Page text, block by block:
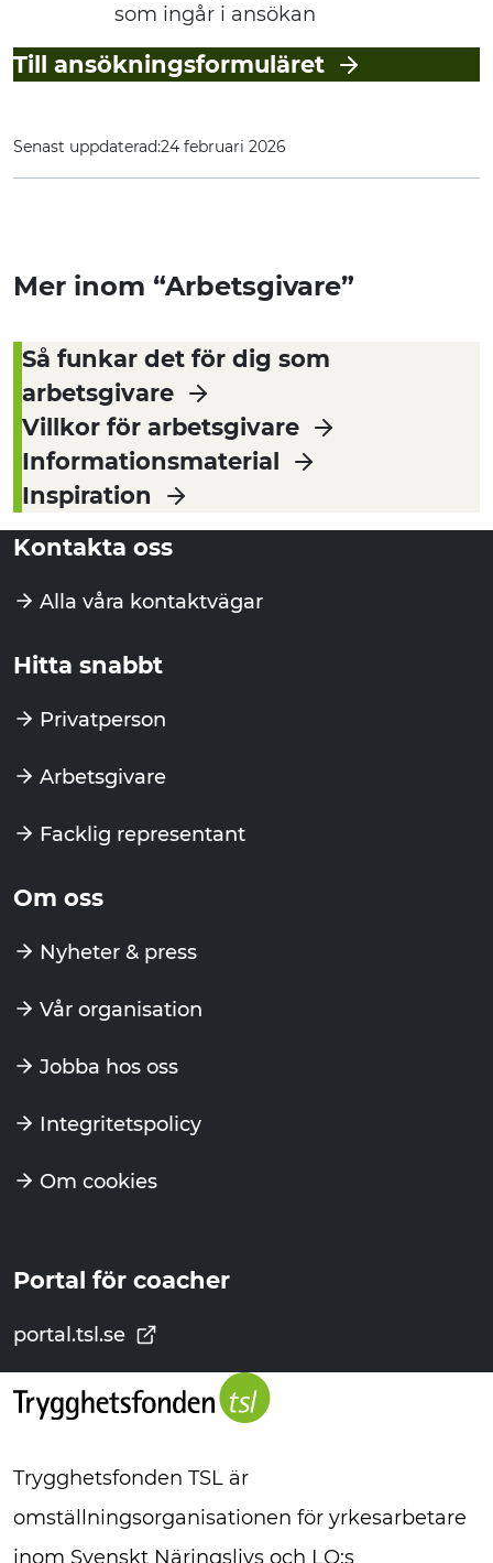
som ingår i ansökan
Till ansökningsformuläret
Senast uppdaterad:24 februari 2026
Mer inom “Arbetsgivare”
Så funkar det för dig som
arbetsgivare
Villkor för arbetsgivare
Informationsmaterial
Inspiration
Kontakta oss
Alla våra kontaktvägar
Hitta snabbt
Privatperson
Arbetsgivare
Facklig representant
Om oss
Nyheter & press
Vår organisation
Jobba hos oss
Integritetspolicy
Om cookies
Portal för coacher
portal.tsl.se
Trygghetsfonden TSL är
omställningsorganisationen för yrkesarbetare
inom Svenskt Näringslivs och LO:s